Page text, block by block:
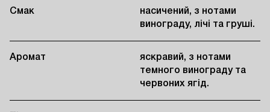
Смак
насичений, з нотами
винограду, лічі та груші.
Аромат
яскравий, з нотами
темного винограду та
червоних ягід.